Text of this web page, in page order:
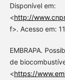
Disponível em:
<http://
f>. Acesso em:
EMBRAPA.
de
<https://